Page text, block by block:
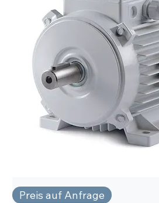
Preis auf Anfrage